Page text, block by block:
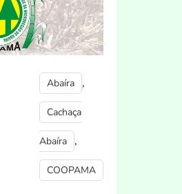
Abaíra ,
Cachaça
Abaíra ,
COOPAMA